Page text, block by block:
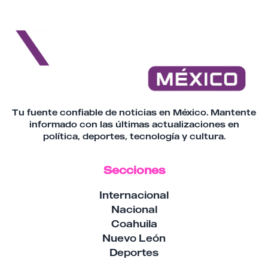
Tu fuente confiable de noticias en México. Mantente
informado con las últimas actualizaciones en
política, deportes, tecnología y cultura.
Secciones
Internacional
Nacional
Coahuila
Nuevo León
Deportes